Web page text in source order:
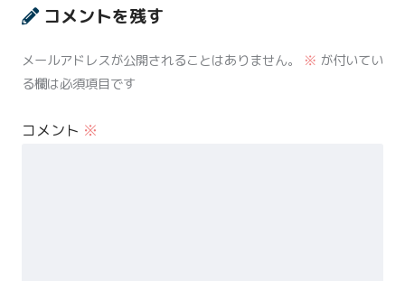
コメントを残す
メールアドレスが公開されることはありません。 ※ が付いてい
る欄は必須項目です
コメント ※